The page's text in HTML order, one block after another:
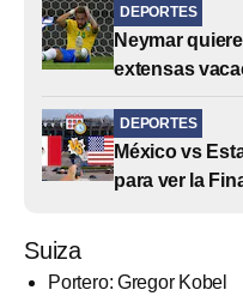
DEPORTES
Neymar
extensas
DEPORTES
México vs
para ver la
Suiza
Portero: Gregor Kobel